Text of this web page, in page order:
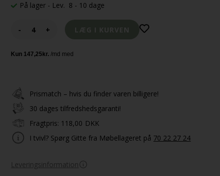
På lager - Lev. 8 - 10 dage
- +
Prismatch – hvis du finder varen billigere!
30 dages tilfredshedsgaranti!
Fragtpris: 118,00 DKK
I tvivl? Spørg Gitte fra Møbellageret på 70 22 27 24
Leveringsinformation